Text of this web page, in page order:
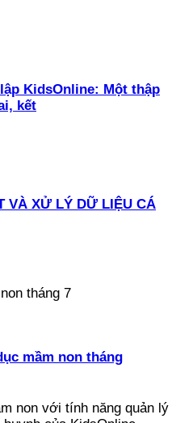
KidsOnline: Một thập
kết
VÀ XỬ LÝ DỮ LIỆU CÁ
mầm non tháng